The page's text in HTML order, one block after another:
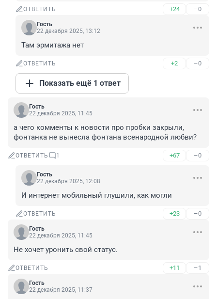
ОТВЕТИТЬ +24 –0
Гость
22 декабря 2025, 13:12
Там эрмитажа нет
ОТВЕТИТЬ +2 –0
Показать ещё 1 ответ
Гость
22 декабря 2025, 11:45
а чего комменты к новости про пробки закрыли,
фонтанка не вынесла фонтана всенародной любви?
ОТВЕТИТЬ 1 +67 –0
Гость
22 декабря 2025, 12:08
И интернет мобильный глушили, как могли
ОТВЕТИТЬ +23 –0
Гость
22 декабря 2025, 11:45
Не хочет уронить свой статус.
ОТВЕТИТЬ +11 –1
Гость
22 декабря 2025, 11:37